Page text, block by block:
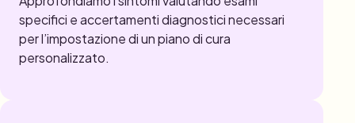
specifici e accertamenti diagnostici necessari
per l’impostazione di un piano di cura
personalizzato.